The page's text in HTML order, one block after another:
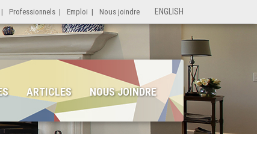
| Professionnels | Emploi | Nous joindre ENGLISH
ARTICLES NOUS JOINDRE